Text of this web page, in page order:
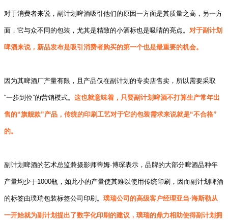
对于消费者来说，副计划啤酒吸引他们的原因一方面是其质量之高，另一方
面，它与众不同的包装，尤其是精致的小酒标也是吸睛的亮点。 对于副计划
啤酒来说，新品发布是吸引消费者购买的第一个也是最重要的机会。
因为其啤酒厂产量有限，且产品仅在副计划的专卖店售卖，所以需要采取
“一步到位”的营销模式。 这也就意味着，只要副计划啤酒不打算生产常年出
售的“旗舰款”产品，传统的印刷工艺对于它的包装需求来说就是“不合格”
的。
副计划啤酒的艺术总监兼摄影师蒂姆·博琛表示，品牌的大部分啤酒品种年
产量均少于1000瓶，如此小的产量使其难以使用传统印刷，因而副计划啤酒
的标签由璞瑞包装标签公司印刷。 璞瑞公司的高级客户经理亚当·海斯勒从
一开始就为副计划提出了数字化印刷的建议，璞瑞的鼎力相助使得副计划拥